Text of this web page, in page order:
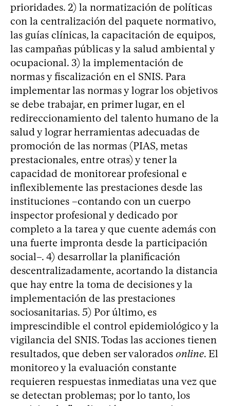
prioridades. 2) la normatización de políticas
con la centralización del paquete normativo,
las guías clínicas, la capacitación de equipos,
las campañas públicas y la salud ambiental y
ocupacional. 3) la implementación de
normas y fiscalización en el SNIS. Para
implementar las normas y lograr los objetivos
se debe trabajar, en primer lugar, en el
redireccionamiento del talento humano de la
salud y lograr herramientas adecuadas de
promoción de las normas (PIAS, metas
prestacionales, entre otras) y tener la
capacidad de monitorear profesional e
inflexiblemente las prestaciones desde las
instituciones –contando con un cuerpo
inspector profesional y dedicado por
completo a la tarea y que cuente además con
una fuerte impronta desde la participación
social–. 4) desarrollar la planificación
descentralizadamente, acortando la distancia
que hay entre la toma de decisiones y la
implementación de las prestaciones
sociosanitarias. 5) Por último, es
imprescindible el control epidemiológico y la
vigilancia del SNIS. Todas las acciones tienen
resultados, que deben ser valorados online. El
monitoreo y la evaluación constante
requieren respuestas inmediatas una vez que
se detectan problemas; por lo tanto, los